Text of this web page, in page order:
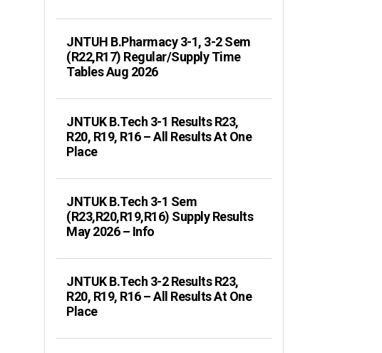
JNTUH B.Pharmacy 3-1, 3-2 Sem
(R22,R17) Regular/Supply Time
Tables Aug 2026
JNTUK B.Tech 3-1 Results R23,
R20, R19, R16 – All Results At One
Place
JNTUK B.Tech 3-1 Sem
(R23,R20,R19,R16) Supply Results
May 2026 – Info
JNTUK B.Tech 3-2 Results R23,
R20, R19, R16 – All Results At One
Place